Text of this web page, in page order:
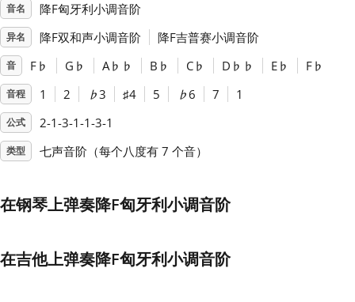
Deutsch
English
한국어
हिन्दी
音名 降F匈牙利小调音阶
异名 降F双和声小调音阶 降F吉普赛小调音阶
音 F ♭ G ♭ A♭ ♭ B ♭ C ♭ D ♭ ♭ E ♭ F ♭
音程 1 2 ♭3 ♯4 5 ♭6 7 1
公式 2-1-3-1-1-3-1
类型 七声音阶（每个八度有 7 个音）
在钢琴上弹奏降F匈牙利小调音阶
在吉他上弹奏降F匈牙利小调音阶